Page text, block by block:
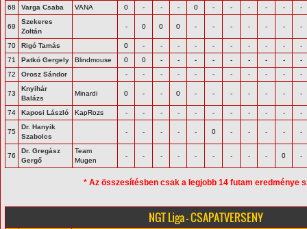
68
Varga Csaba VANA 0 - - - 0 - - - - - -
69
Szekeres
Zoltán
- 0 0 0 - - - - - - -
70 Rigó Tamás 0 - - - - - - - - -
-
71
Patkó Gergely Blindmouse 0 0 - - - - - - - -
-
72
Orosz Sándor - - - - - - - - - - -
73
Knyihár
Balázs
Minardi 0 - - 0 - - - - - - -
74 Kaposi László KapRozs - - - - - - - - - - -
75
Dr. Hanyik
Szabolcs
- - - - - 0 - - - - -
76
Dr. Gregász
Gergő
Team
Mugen
- - - - - - - - - 0 -
* Az összesítésben csak a legjobb 14 futam eredménye
NGT Liga - CSAPATVERSENY